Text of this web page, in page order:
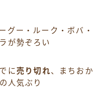
グー・ルーク・ボバ・
が勢ぞろい
に売り切れ、まちおか
人気ぶり